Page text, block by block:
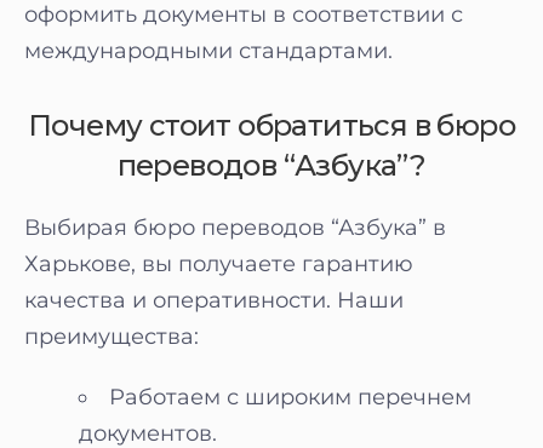
оформить документы в соответствии с
международными стандартами.
Почему стоит обратиться в бюро
переводов “Азбука”?
Выбирая бюро переводов “Азбука” в
Харькове, вы получаете гарантию
качества и оперативности. Наши
преимущества:
Работаем с широким перечнем
документов.